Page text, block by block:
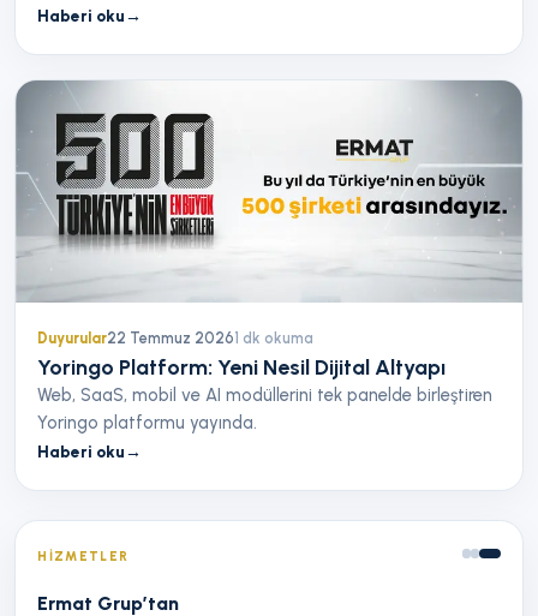
Haberi oku→
Duyurular22 Temmuz 20261 dk okuma
Yoringo Platform: Yeni Nesil Dijital Altyapı
Web, SaaS, mobil ve AI modüllerini tek panelde birleştiren
Yoringo platformu yayında.
Haberi oku→
HIZMETLER
Ermat Grup’tan